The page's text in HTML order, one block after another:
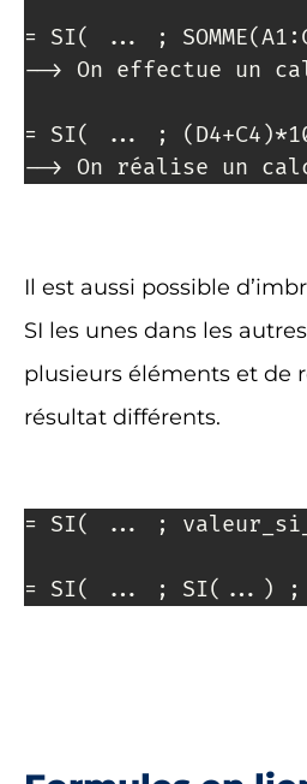
= SI( ... ;
--> On effectue un
= SI( ... ;
--> On réalise un
Il est aussi possible
SI les unes dans les
plusieurs éléments et de
résultat différents.
= SI( ... ;
= SI( ... ; SI(...)